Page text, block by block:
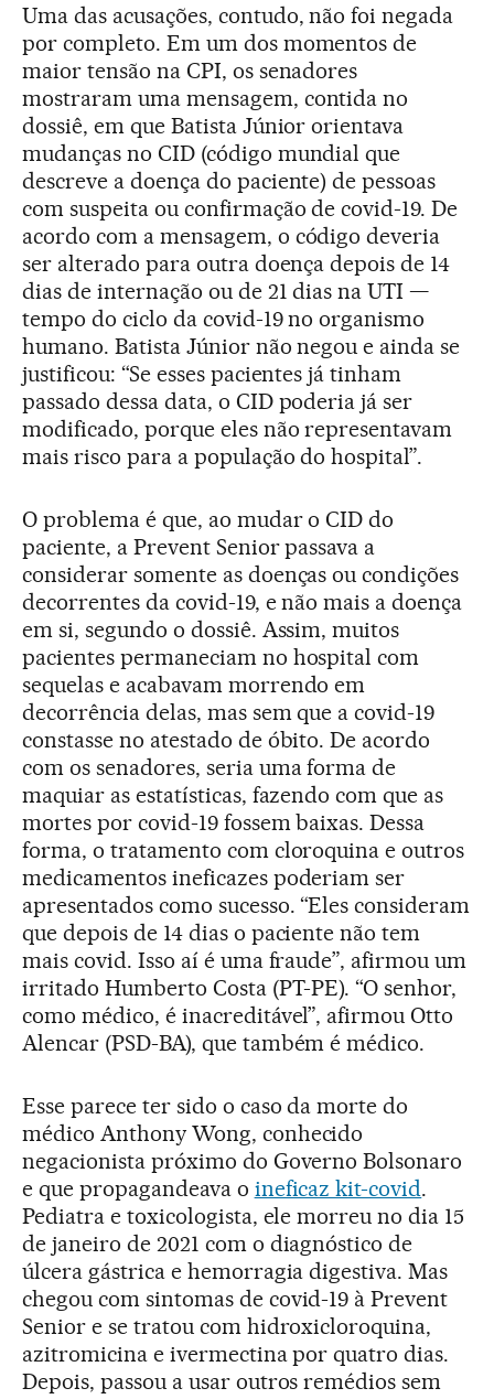
Uma das acusações, contudo, não foi negada
por completo. Em um dos momentos de
maior tensão na CPI, os senadores
mostraram uma mensagem, contida no
dossiê, em que Batista Júnior orientava
mudanças no CID (código mundial que
descreve a doença do paciente) de pessoas
com suspeita ou confirmação de covid-19. De
acordo com a mensagem, o código deveria
ser alterado para outra doença depois de 14
dias de internação ou de 21 dias na UTI —
tempo do ciclo da covid-19 no organismo
humano. Batista Júnior não negou e ainda se
justificou: “Se esses pacientes já tinham
passado dessa data, o CID poderia já ser
modificado, porque eles não representavam
mais risco para a população do hospital”.
O problema é que, ao mudar o CID do
paciente, a Prevent Senior passava a
considerar somente as doenças ou condições
decorrentes da covid-19, e não mais a doença
em si, segundo o dossiê. Assim, muitos
pacientes permaneciam no hospital com
sequelas e acabavam morrendo em
decorrência delas, mas sem que a covid-19
constasse no atestado de óbito. De acordo
com os senadores, seria uma forma de
maquiar as estatísticas, fazendo com que as
mortes por covid-19 fossem baixas. Dessa
forma, o tratamento com cloroquina e outros
medicamentos ineficazes poderiam ser
apresentados como sucesso. “Eles consideram
que depois de 14 dias o paciente não tem
mais covid. Isso aí é uma fraude”, afirmou um
irritado Humberto Costa (PT-PE). “O senhor,
como médico, é inacreditável”, afirmou Otto
Alencar (PSD-BA), que também é médico.
Esse parece ter sido o caso da morte do
médico Anthony Wong, conhecido
negacionista próximo do Governo Bolsonaro
e que propagandeava o ineficaz kit-covid.
Pediatra e toxicologista, ele morreu no dia 15
de janeiro de 2021 com o diagnóstico de
úlcera gástrica e hemorragia digestiva. Mas
chegou com sintomas de covid-19 à Prevent
Senior e se tratou com hidroxicloroquina,
azitromicina e ivermectina por quatro dias.
Depois, passou a usar outros remédios sem